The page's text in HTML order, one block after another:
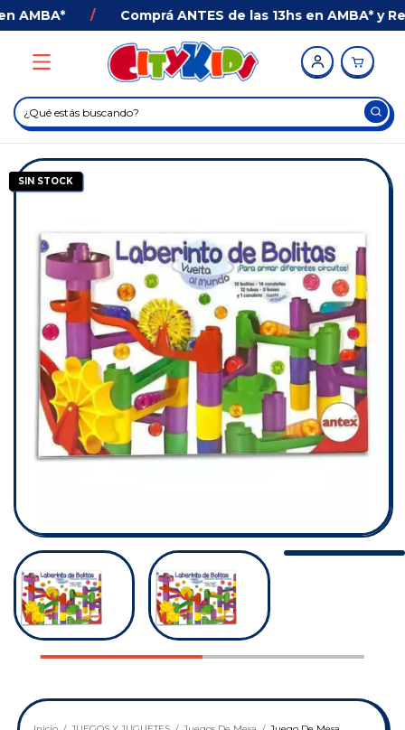
AMBA* Comprá ANTES de las 13hs en AMBA* y
SIN STOCK